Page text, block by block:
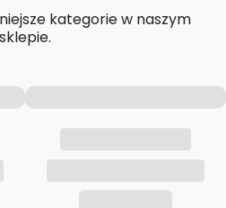
kategorie w naszym
sklepie.